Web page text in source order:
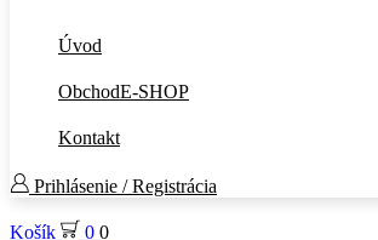
Úvod
ObchodE-SHOP
Kontakt
Prihlásenie / Registrácia
Košík 0 0